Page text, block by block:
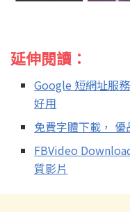
延伸閱讀：
Google 短網址服
好用
免費字體下載，
FBVideo
質影片